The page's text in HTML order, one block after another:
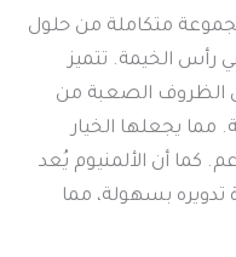
متكاملة من حلول
رأس الخيمة. تتميز
الظروف الصعبة من
مما يجعلها الخيار
كما أن الألمنيوم يُعد
تدويره بسهولة، مما